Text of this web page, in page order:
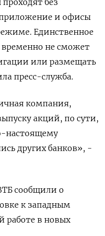
без
и офисы
Единственное
не сможет
или размещать
пресс-служба.
компания,
акций, по сути,
настоящему
других банков», -
сообщили о
к западным
работе в новых